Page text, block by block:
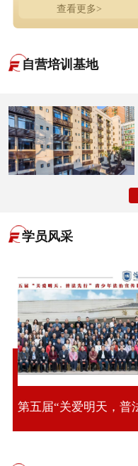
查看更多>
自营培训基地
学员风采